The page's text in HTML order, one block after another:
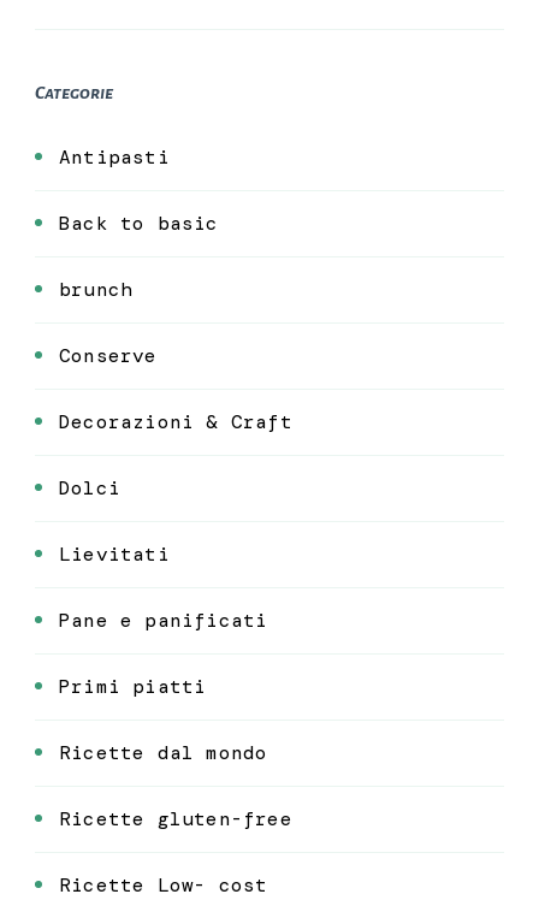
Categorie
Antipasti
Back to basic
brunch
Conserve
Decorazioni & Craft
Dolci
Lievitati
Pane e panificati
Primi piatti
Ricette dal mondo
Ricette gluten-free
Ricette Low- cost